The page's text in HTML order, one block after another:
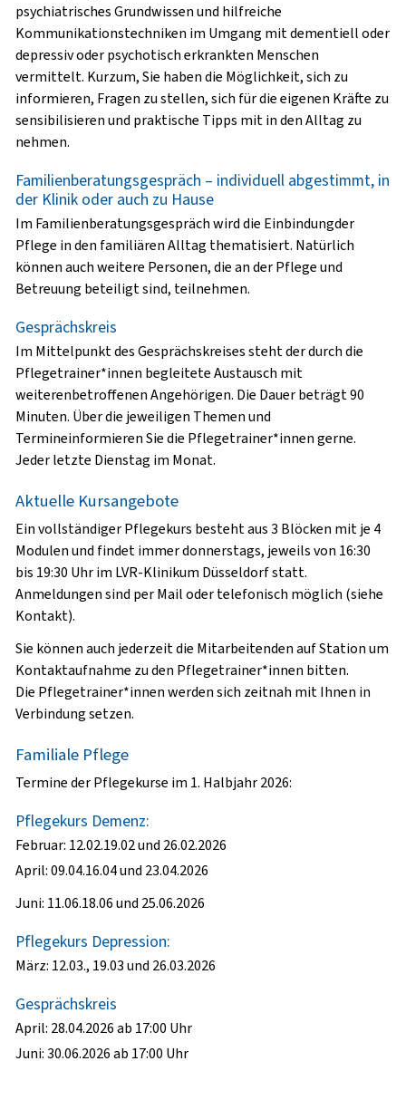
psychiatrisches Grundwissen und hilfreiche
Kommunikationstechniken im Umgang mit dementiell oder
depressiv oder psychotisch erkrankten Menschen
vermittelt. Kurzum, Sie haben die Möglichkeit, sich zu
informieren, Fragen zu stellen, sich für die eigenen Kräfte zu
sensibilisieren und praktische Tipps mit in den Alltag zu
nehmen.
Familienberatungsgespräch – individuell abgestimmt, in
der Klinik oder auch zu Hause
Im Familienberatungsgespräch wird die Einbindungder
Pflege in den familiären Alltag thematisiert. Natürlich
können auch weitere Personen, die an der Pflege und
Betreuung beteiligt sind, teilnehmen.
Gesprächskreis
Im Mittelpunkt des Gesprächskreises steht der durch die
Pflegetrainer*innen begleitete Austausch mit
weiterenbetroffenen Angehörigen. Die Dauer beträgt 90
Minuten. Über die jeweiligen Themen und
Termineinformieren Sie die Pflegetrainer*innen gerne.
Jeder letzte Dienstag im Monat.
Aktuelle Kursangebote
Ein vollständiger Pflegekurs besteht aus 3 Blöcken mit je 4
Modulen und findet immer donnerstags, jeweils von 16:30
bis 19:30 Uhr im LVR-Klinikum Düsseldorf statt.
Anmeldungen sind per Mail oder telefonisch möglich (siehe
Kontakt).
Sie können auch jederzeit die Mitarbeitenden auf Station um
Kontaktaufnahme zu den Pflegetrainer*innen bitten.
Die Pflegetrainer*innen werden sich zeitnah mit Ihnen in
Verbindung setzen.
Familiale Pflege
Termine der Pflegekurse im 1. Halbjahr 2026:
Pflegekurs Demenz:
Februar: 12.02.19.02 und 26.02.2026
April:09.04.16.04 und 23.04.2026
Juni: 11.06.18.06 und 25.06.2026
Pflegekurs Depression:
März: 12.03., 19.03 und 26.03.2026
Gesprächskreis
April: 28.04.2026 ab 17:00 Uhr
Juni: 30.06.2026 ab 17:00 Uhr